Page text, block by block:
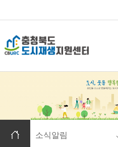
홈으로 이동
소식알림